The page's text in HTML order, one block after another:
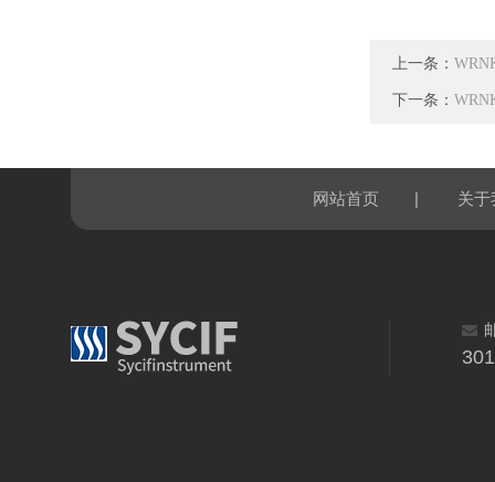
上一条：
下一条：
网站首页 | 关于